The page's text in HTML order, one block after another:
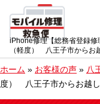
iPhone修理【総務省登録
（軽度） 八王子市からお
ホーム » お客様の声 » 八
度） 八王子市からお越